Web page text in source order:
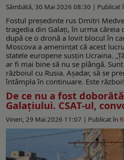
Sâmbătă, 30 Mai 2026 08:30 | Publicat
Fostul președinte rus Dmitri
tragedia din Galați, în urma
după ce o dronă a lovit blocul în
Moscova a amenințat că acest
statele europene susțin Ucraina.
ar fi mai bine să nu se plângă.
războiul cu Rusia. Așadar, să se
întâmpla în continuare. Este
De ce nu a fost
Galațiului. CSAT-ul,
Vineri, 29 Mai 2026 11:07 | Publicat în